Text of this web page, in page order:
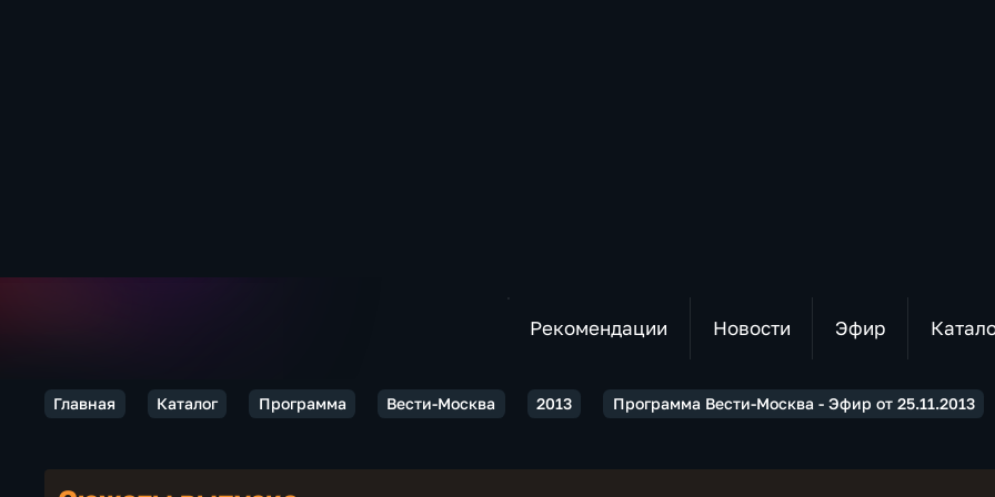
Рекомендации Новости Эфир
Главная Каталог Программа Вести-Москва 2013 Программа Вести-Москва - Эфир от 25.11.2013